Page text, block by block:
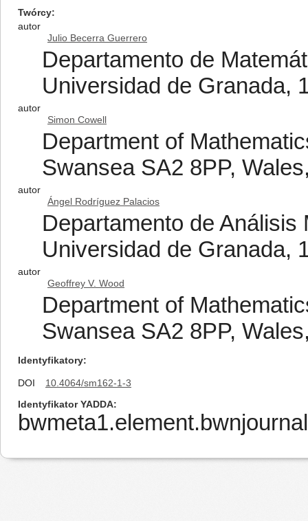
Twórcy
autor
Julio Becerra Guerrero
Departamento de
Universidad de Granada,
autor
Simon Cowell
Department of
Swansea SA2 8PP,
autor
Ángel Rodríguez Palacios
Departamento de
Universidad de Granada,
autor
Geoffrey V. Wood
Department of
Swansea SA2 8PP,
Identyfikatory
DOI
10.4064/sm162-1-3
Identyfikator YADDA